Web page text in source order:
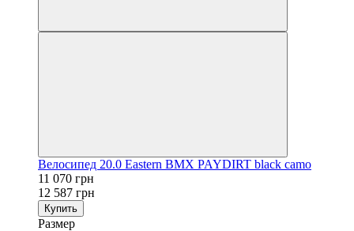
Велосипед 20.0 Eastern BMX PAYDIRT black camo
11 070 грн
12 587 грн
Купить
Размер